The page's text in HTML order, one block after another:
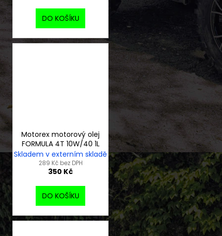
DO KOŠÍKU
Motorex motorový olej
FORMULA 4T 10W/40 1L
Skladem v externím skladě
289 Kč bez DPH
350 Kč
DO KOŠÍKU